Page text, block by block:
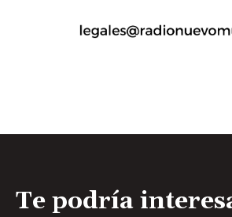
Te podría